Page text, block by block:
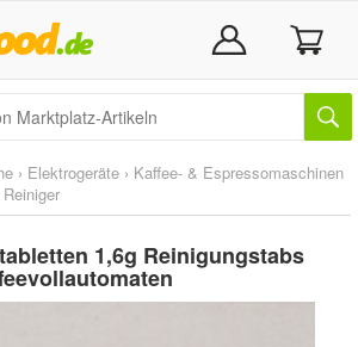
› Elektrogeräte › Kaffee- & Espressomaschinen
1,6g Reinigungstabs